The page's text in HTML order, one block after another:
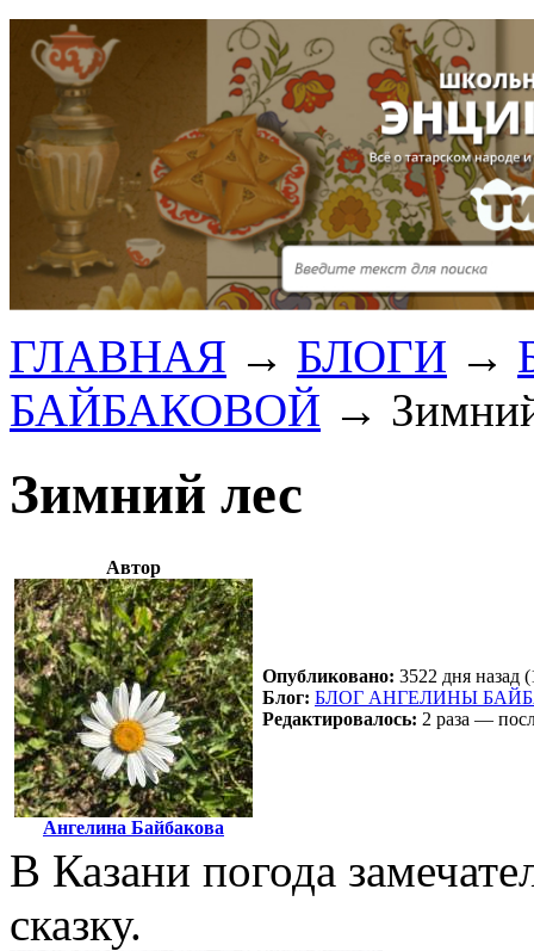
ГЛАВНАЯ → БЛОГИ →
БАЙБАКОВОЙ →
Зимний лес
Автор
Ангелина Байбакова
Опубликовано: 3522 дня назад
Блог: БЛОГ АНГЕЛИНЫ
Редактировалось: 2 раза —
В Казани погода
сказку.